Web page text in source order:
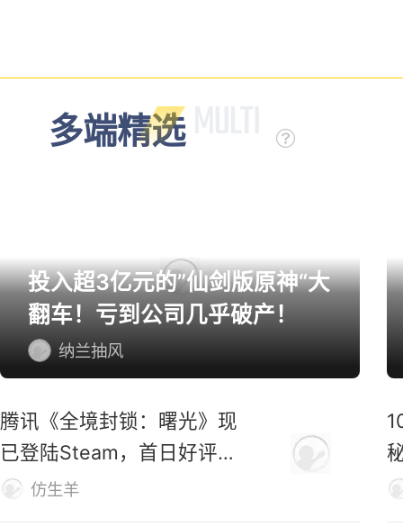
多端精选
投入超3亿元的”仙剑版原神“大
翻车！亏到公司几乎破产！
纳兰抽风
腾讯《全境封锁：曙光》现
已登陆Steam，首日好评率
仅31%仿生羊